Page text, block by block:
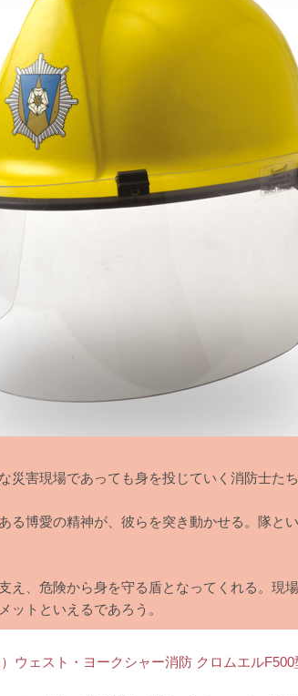
害現場であっても身を投じていく消防士たち
る博愛の精神が、彼らを突き動かせる。隊と
え、危険から身を守る盾となってくれる。現
ットといえるであろう。
ウェスト・ヨークシャー消防 クロムエルF500